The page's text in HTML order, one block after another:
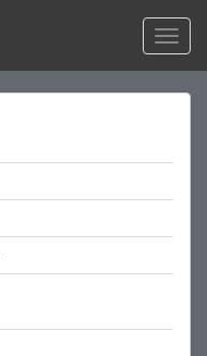
Toggle